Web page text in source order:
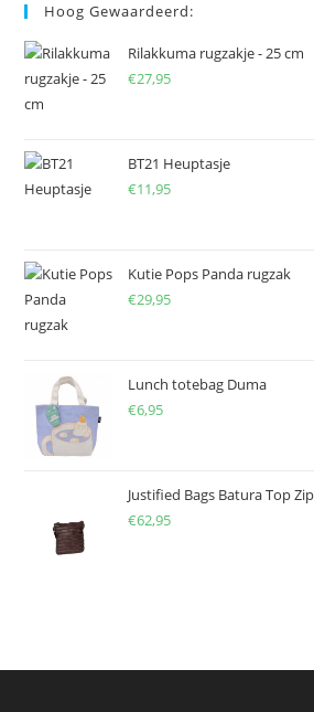
Hoog Gewaardeerd:
Rilakkuma rugzakje - 25 cm
€27,95
BT21 Heuptasje
€11,95
Kutie Pops Panda rugzak
€29,95
Lunch totebag Duma
€6,95
Justified Bags Batura Top
€62,95